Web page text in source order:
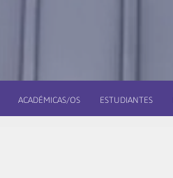
ACADÉMICAS/OS ESTUDIANTES